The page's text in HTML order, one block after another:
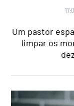
Um pastor
limpar os